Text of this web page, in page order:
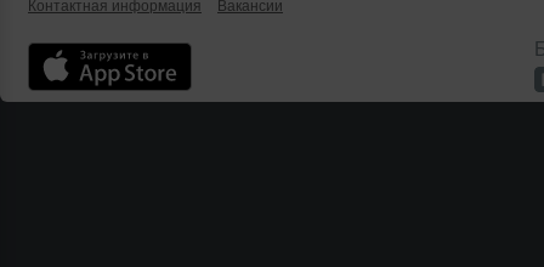
Контактная информация
Вакансии